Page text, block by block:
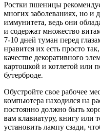
Ростки пшеницы
многих заболеваниях, но и
иммунитета, ведь они
и содержат множество
7-10 дней туман перед
нравится их есть просто
качестве декоративного
картошкой и котлетой или
бутерброде.
Обустройте свое рабочее
компьютера находился на
постоянно должно быть
вам клавиатуру, книгу или
установить лампу сзади,